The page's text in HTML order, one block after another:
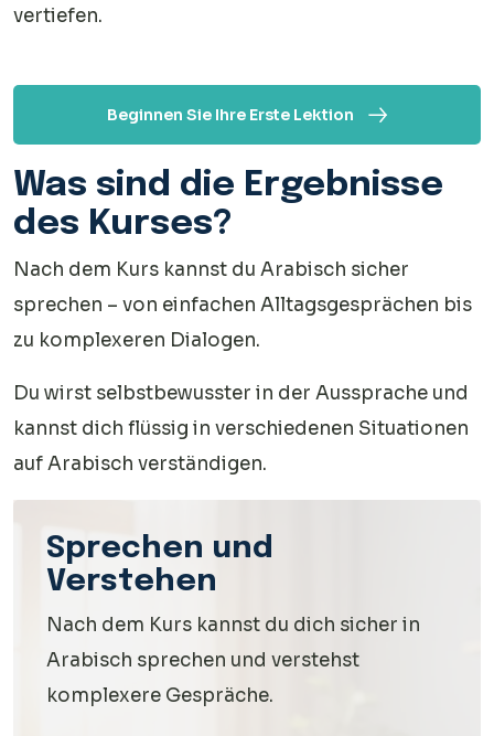
vertiefen.
Beginnen Sie Ihre Erste Lektion
Was sind die Ergebnisse
des Kurses?
Nach dem Kurs kannst du Arabisch sicher
sprechen – von einfachen Alltagsgesprächen bis
zu komplexeren Dialogen.
Du wirst selbstbewusster in der Aussprache und
kannst dich flüssig in verschiedenen Situationen
auf Arabisch verständigen.
Sprechen und
Verstehen
Nach dem Kurs kannst du dich sicher in
Arabisch sprechen und verstehst
komplexere Gespräche.